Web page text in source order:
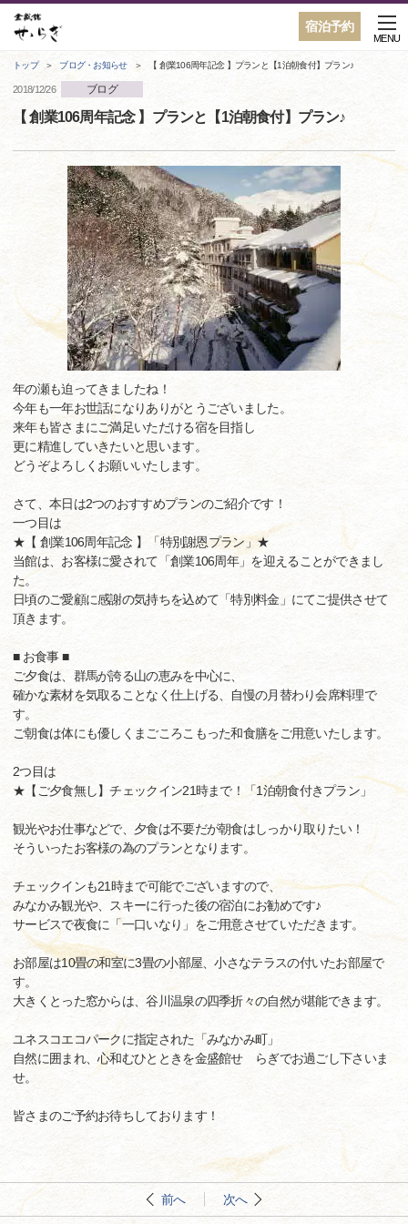
宿泊予約
MENU
トップ ブログ・お知らせ 【 創業106周年記念 】プランと【1泊朝食付】プラン♪
2018/12/26 ブログ
【 創業106周年記念 】プランと【1泊朝食付】プラン♪
年の瀬も迫ってきましたね！
今年も一年お世話になりありがとうございました。
来年も皆さまにご満足いただける宿を目指し
更に精進していきたいと思います。
どうぞよろしくお願いいたします。
さて、本日は2つのおすすめプランのご紹介です！
一つ目は
★【 創業106周年記念 】「特別謝恩プラン」★
当館は、お客様に愛されて「創業106周年」を迎えることができまし
た。
日頃のご愛顧に感謝の気持ちを込めて「特別料金」にてご提供させて
頂きます。
■ お食事 ■
ご夕食は、群馬が誇る山の恵みを中心に、
確かな素材を気取ることなく仕上げる、自慢の月替わり会席料理で
す。
ご朝食は体にも優しくまごころこもった和食膳をご用意いたします。
2つ目は
★【ご夕食無し】チェックイン21時まで！「1泊朝食付きプラン」
観光やお仕事などで、夕食は不要だが朝食はしっかり取りたい！
そういったお客様の為のプランとなります。
チェックインも21時まで可能でございますので、
みなかみ観光や、スキーに行った後の宿泊にお勧めです♪
サービスで夜食に「一口いなり」をご用意させていただきます。
お部屋は10畳の和室に3畳の小部屋、小さなテラスの付いたお部屋で
す。
大きくとった窓からは、谷川温泉の四季折々の自然が堪能できます。
ユネスコエコパークに指定された「みなかみ町」
自然に囲まれ、心和むひとときを金盛館せゝらぎでお過ごし下さいま
せ。
皆さまのご予約お待ちしております！
前へ 次へ